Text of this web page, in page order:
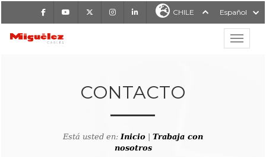
FacebookYoutube InstagramLinkedIn CHILE Español
MIGUÉLEZ CABLES
CONTACTO
Está usted en:Inicio
Trabaja con
nosotros